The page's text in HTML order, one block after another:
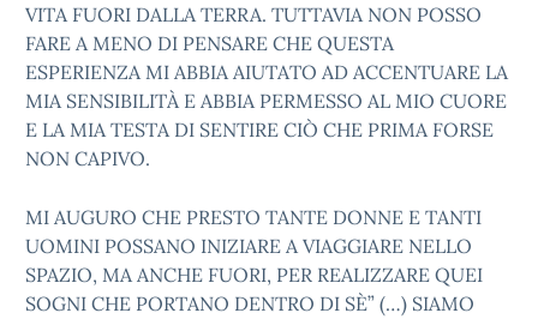
VITA FUORI DALLA TERRA. TUTTAVIA NON POSSO
FARE A MENO DI PENSARE CHE QUESTA
ESPERIENZA MI ABBIA AIUTATO AD ACCENTUARE LA
MIA SENSIBILITÀ E ABBIA PERMESSO AL MIO CUORE
E LA MIA TESTA DI SENTIRE CIÒ CHE PRIMA FORSE
NON CAPIVO.
MI AUGURO CHE PRESTO TANTE DONNE E TANTI
UOMINI POSSANO INIZIARE A VIAGGIARE NELLO
SPAZIO, MA ANCHE FUORI, PER REALIZZARE QUEI
SOGNI CHE PORTANO DENTRO DI SÈ” (…) SIAMO